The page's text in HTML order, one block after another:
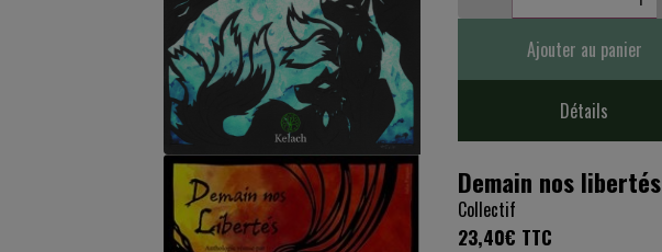
Ajouter au panier
Détails
Demain nos libertés
Collectif
23,40€ TTC